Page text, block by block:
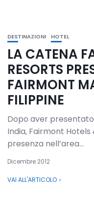
DESTINAZIONI HOTEL
LA CATENA
RESORTS
FAIRMONT
FILIPPINE
Dopo aver
India, Fairmont
presenza nell’area...
Dicembre 2012
VAI ALL'ARTICOLO